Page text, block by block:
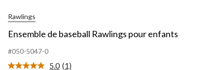
Rawlings
Ensemble de baseball Rawlings pour enfants
#050-5047-0
5.0 (1)